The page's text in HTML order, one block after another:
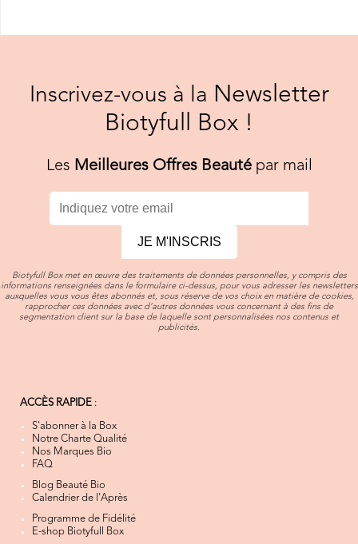
Inscrivez-vous à la Newsletter
Biotyfull Box !
Les Meilleures Offres Beautépar mail
JE M'INSCRIS
Biotyfull Box met en œuvre des traitements de données personnelles, y compris des
informations renseignées dans le formulaire ci-dessus, pour vous adresser les newsletters
auxquelles vous vous êtes abonnés et, sous réserve de vos choix en matière de cookies,
rapprocher ces données avec d’autres données vous concernant à des fins de
segmentation client sur la base de laquelle sont personnalisées nos contenus et
publicités.
ACCÈS RAPIDE :
S'abonner à la Box
Notre Charte Qualité
Nos Marques Bio
FAQ
Blog Beauté Bio
Calendrier de l'Après
Programme de Fidélité
E-shop Biotyfull Box